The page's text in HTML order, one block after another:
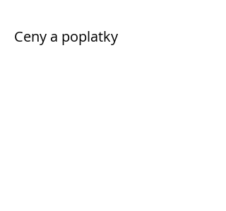
Ceny a poplatky